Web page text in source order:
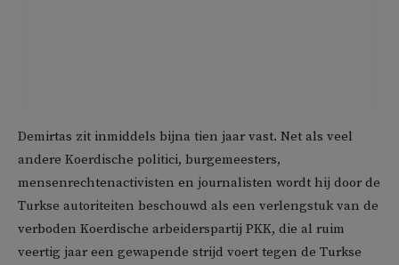
Demirtas zit inmiddels bijna tien jaar vast. Net als veel
andere Koerdische politici, burgemeesters,
mensenrechtenactivisten en journalisten wordt hij door de
Turkse autoriteiten beschouwd als een verlengstuk van de
verboden Koerdische arbeiderspartij PKK, die al ruim
veertig jaar een gewapende strijd voert tegen de Turkse